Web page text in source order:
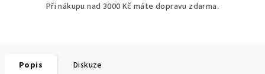
Při nákupu nad 3000 Kč máte dopravu zdarma.
Popis Diskuze